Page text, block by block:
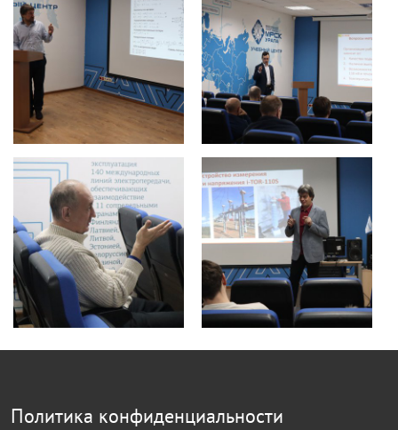
Политика конфиденциальности